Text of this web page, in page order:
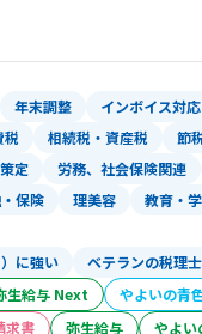
に加え、
などの資金調達等）
やオンライン会議
、全国のお客様に対
年末調整 インボイス対応
税 相続税・資産税 節
定 労務、社会保険関連
保険 理美容 教育・
に強い ベテランの税理
生給与 Next やよいの青
求書 弥生給与 やよい